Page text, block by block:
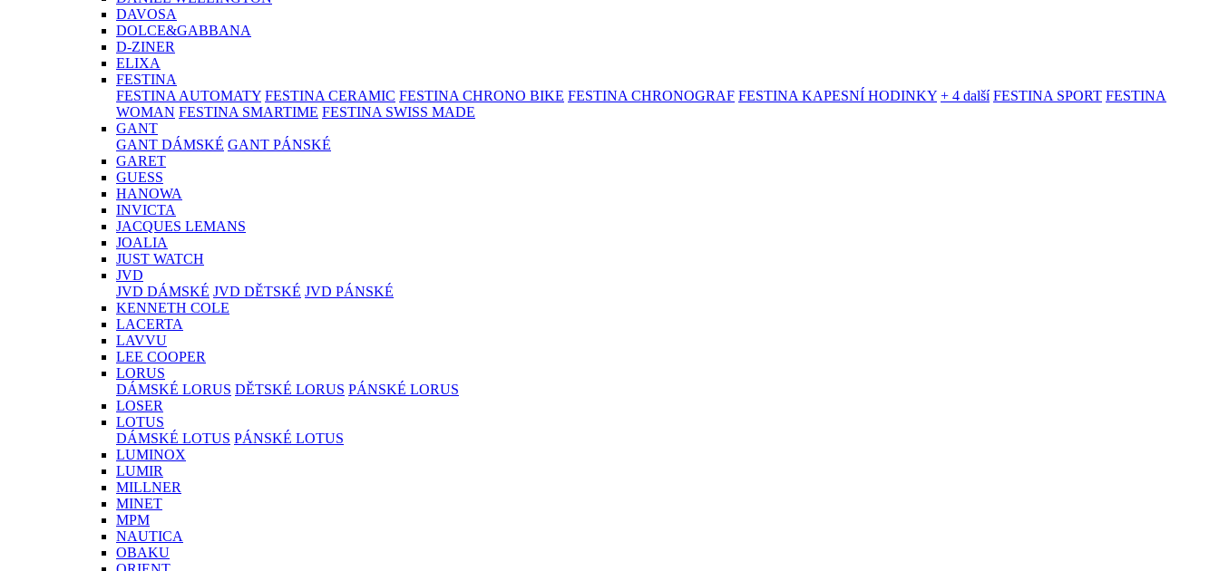
DAVOSA
DOLCE&GABBANA
D-ZINER
ELIXA
FESTINA
FESTINA AUTOMATY FESTINA CERAMIC FESTINA CHRONO BIKE FESTINA CHRONOGRAF FESTINA KAPESNÍ HODINKY + 4 další FESTINA SPORT FESTINA
WOMAN FESTINA SMARTIME FESTINA SWISS MADE
GANT
GANT DÁMSKÉ GANT PÁNSKÉ
GARET
GUESS
HANOWA
INVICTA
JACQUES LEMANS
JOALIA
JUST WATCH
JVD
JVD DÁMSKÉ JVD DĚTSKÉ JVD PÁNSKÉ
KENNETH COLE
LACERTA
LAVVU
LEE COOPER
LORUS
DÁMSKÉ LORUS DĚTSKÉ LORUS PÁNSKÉ LORUS
LOSER
LOTUS
DÁMSKÉ LOTUS PÁNSKÉ LOTUS
LUMINOX
LUMIR
MILLNER
MINET
MPM
NAUTICA
OBAKU